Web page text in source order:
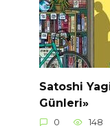
Satoshi
Günleri»
0 148